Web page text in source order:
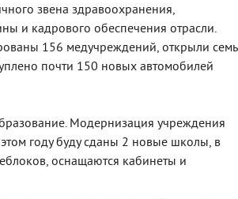
звена здравоохранения,
и кадрового обеспечения отрасли.
156 медучреждений, открыли семь
почти 150 новых автомобилей
Модернизация учреждения
году буду сданы 2 новые школы, в
оснащаются кабинеты и